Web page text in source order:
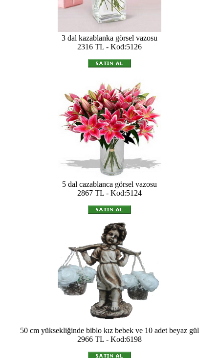
3 dal kazablanka görsel vazosu
2316 TL - Kod:5126
5 dal cazablanca görsel vazosu
2867 TL - Kod:5124
50 cm yüksekliğinde biblo kız bebek ve 10 adet beyaz gül
2966 TL - Kod:6198